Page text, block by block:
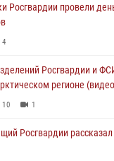
Аверин выступил на
форуме
России генерал
подразделений тыла с
повышают боевое
Росгвардии провели
4
Росгвардии и
регионе
10 1
Росгвардии